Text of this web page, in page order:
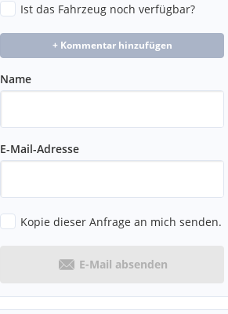
Ist das Fahrzeug noch verfügbar?
+ Kommentar hinzufügen
Name
E-Mail-Adresse
Kopie dieser Anfrage an mich senden.
E-Mail absenden